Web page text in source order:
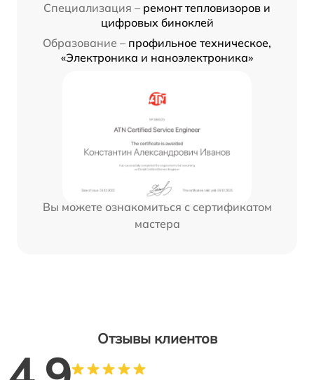
Специализация – ремонт тепловизоров и
цифровых биноклей
Образование – профильное техническое,
«Электроника и наноэлектроника»
Вы можете ознакомиться с сертификатом
мастера
Отзывы клиентов